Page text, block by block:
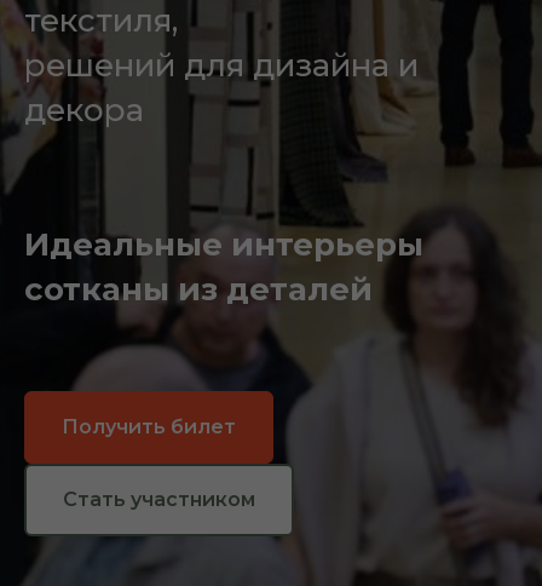
текстиля,
решений для дизайна и
декора
Идеальные интерьеры
сотканы из деталей
Получить билет
Стать участником